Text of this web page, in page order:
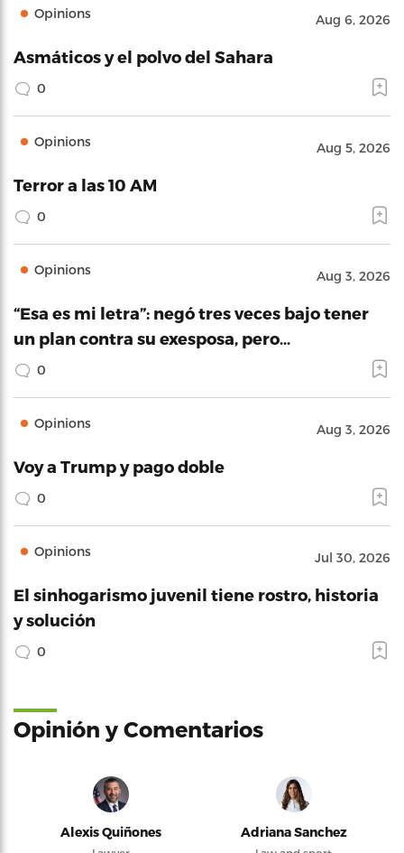
Opinions Aug 6, 2026
Asmáticos y el polvo del Sahara
0
Opinions Aug 5, 2026
Terror a las 10 AM
0
Opinions Aug 3, 2026
“Esa es mi letra”: negó tres veces bajo tener
un plan contra su exesposa, pero…
0
Opinions Aug 3, 2026
Voy a Trump y pago doble
0
Opinions Jul 30, 2026
El sinhogarismo juvenil tiene rostro, historia
y solución
0
Opinión y Comentarios
Alexis Quiñones Adriana Sanchez